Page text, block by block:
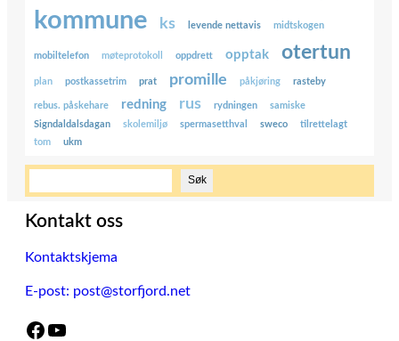
kommune ks levende nettavis midtskogen
mobiltelefon møteprotokoll oppdrett opptak otertun
plan postkassetrim prat promille påkjøring rasteby
rebus. påskehare redning rus rydningen
samiske
Signdaldalsdagan
skolemiljø spermasetthval sweco
tilrettelagt
tom
ukm
ø
k
Søk
Kontakt oss
Kontaktskjema
E-post: post@storfjord.net
Facebook YouTube